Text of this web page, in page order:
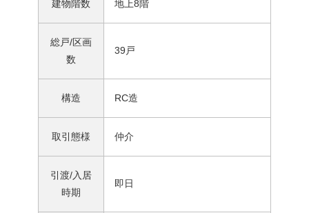
建物階数 地上8階
総戸/区画
数
39戸
構造 RC造
取引態様 仲介
引渡/入居
時期
即日